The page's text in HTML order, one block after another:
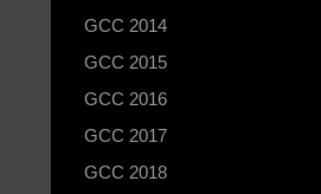
GCC 2014
GCC 2015
GCC 2016
GCC 2017
GCC 2018